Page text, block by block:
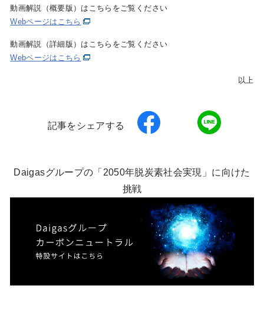
動画解説（概要版）はこちらをご覧ください
Webページはこちら
動画解説（詳細版）はこちらをご覧ください
Webページはこちら
以上
記事をシェアする
Daigasグループの「2050年脱炭素社会実現」に向けた
挑戦